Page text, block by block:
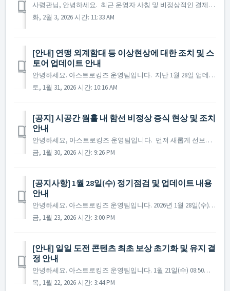
사령관님, 안녕하세요. 최근 운영자 사칭 및 비정상적인 결제 대행 사기가 확인되고 있어 각별한 주의를 당부드립니다. 1. 주요 사기 유형 - 운영자 사칭: 비밀번호, UID 등 로그인 정보를 요구하는 행위 - 결제 사기: 환율 차이 등을 빌미로 저렴하게 결제해주...
화, 2월 3, 2026 시간: 11:33 AM
[안내] 연맹 외계함대 등 이상현상에 대한 조치 및 스
토어 업데이트 안내
안녕하세요. 아스트로킹즈 운영팀입니다. 지난 1월 28일 업데이트 이후, 연맹 외계함대 및 레이더 탐지 등의 오류 현상으로 인해 우주 탐험에 큰 불편을 겪으신 모든 사령관님들께 깊은 사과의 말씀을 드립니다. 현재 사령관님들께서 보내주신 제보를 바탕으로 1차 수정...
토, 1월 31, 2026 시간: 10:16 AM
[공지] 시공간 웜홀 내 함선 비정상 증식 현상 및 조치
안내
안녕하세요, 아스트로킹즈 운영팀입니다. 먼저 새롭게 선보인 '시공간 웜홀' 콘텐츠에 참여해 주신 모든 사령관님께 깊은 감사의 말씀을 드립니다. 현재 운영팀은 시공간 웜홀 플레이 중 일부 사령관님의 일반 함선이 비정상적으로 증식하는 현상을 확인하였습니다. ...
금, 1월 30, 2026 시간: 9:26 PM
[공지사항] 1월 28일(수) 정기점검 및 업데이트 내용
안내
안녕하세요. 아스트로킹즈 운영팀입니다. 2026년 1월 28일(수)에 진행 예정인 정기 점검 및 업데이트에 대해 안내드립니다. ※ 점검 내용은 상황에 따라 변경될 수 있으며, 변경 시 본 공지로 안내드릴 예정입니다. ▶ 정기점검 및 업데이트 사전 안내 - 점검 일...
금, 1월 23, 2026 시간: 3:00 PM
[안내] 일일 도전 콘텐츠 최초 보상 초기화 및 유지 결
정 안내
안녕하세요. 아스트로킹즈 운영팀입니다. 1월 21일(수) 08:50경, 일일 도전 콘텐츠의 '최초 보상' 기록이 의도치 않게 초기화되는 현상이 발생하였습니다. 그 결과로 일부 사령관님들께서 일일 도전을 다시 진행하여 최초 보상을 추가로 수령하고 ...
목, 1월 22, 2026 시간: 3:44 PM